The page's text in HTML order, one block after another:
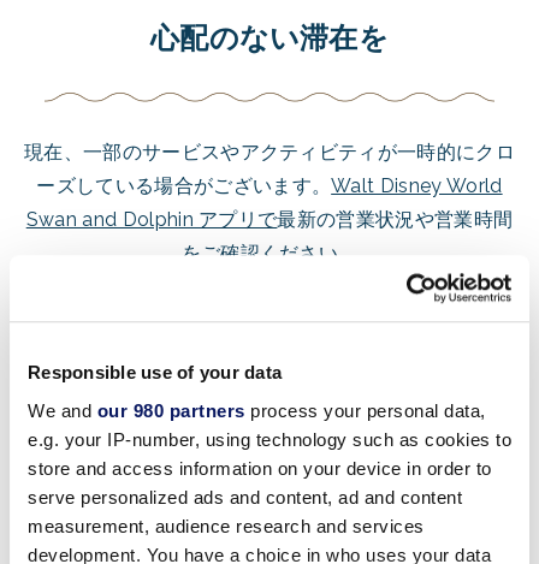
Responsible use of your data
We and our 980 partners process your personal data,
e.g. your IP-number, using technology such as cookies to
store and access information on your device in order to
serve personalized ads and content, ad and content
measurement, audience research and services
development. You have a choice in who uses your data
心配のない滞在を
現在、一部のサービスやアクティビティが一時的にクロ
ーズしている場合がございます。Walt Disney World
Swan and Dolphin アプリで最新の営業状況や営業時間
をご確認ください。
デラックス・ディズニー・リゾート
の利便性をお楽しみください。
当リゾートはお客様の "我が家 "であり、お客様の快適さ
と楽しさを最優先に考えております。ディズニーリゾー
トでのご滞在をご心配なくお過ごしいただけるよう、以
下の便利なサービスをご用意しております：